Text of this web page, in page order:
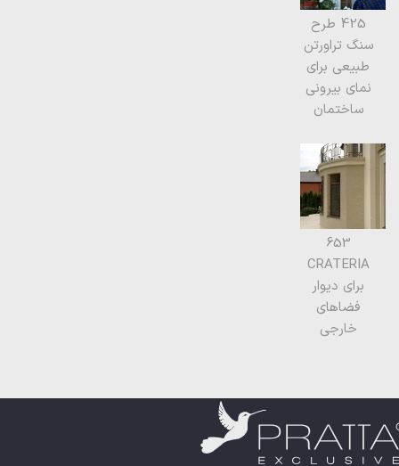
425 طرح
سنگ تراورتن
طبیعی برای
نمای بیرونی
ساختمان
653
CRATERIA
برای دیوار
فضاهای
خارجی